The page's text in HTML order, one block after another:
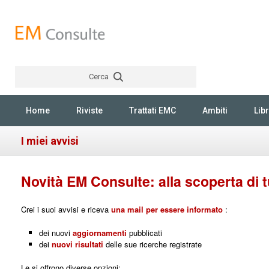
Cerca
Home Riviste Trattati EMC Ambiti
I miei avvisi
Novità EM Consulte: alla scoperta
Crei i suoi avvisi e riceva una mail per essere informato :
dei nuovi aggiornamenti pubblicati
dei nuovi risultati delle sue ricerche registrate